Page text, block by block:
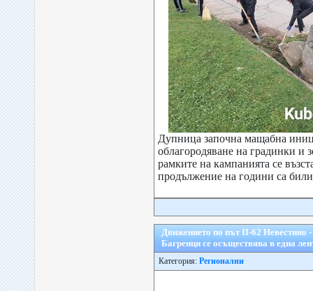
Дупница започна мащабна
облагородяване на градинки и
рамките на кампанията се
продължение на години са
Движението по път ІІ-62 Невестино
Багренци се осъществява в една
Категория: Регионални